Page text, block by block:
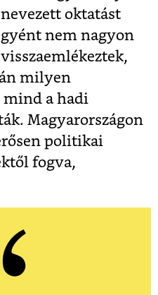
oktatást
nem nagyon
milyen
a hadi
Magyarországon
politikai
fogva,